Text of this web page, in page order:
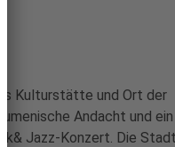
Kulturstätte und Ort der
Andacht und ein
Jazz-Konzert. Die Stadt